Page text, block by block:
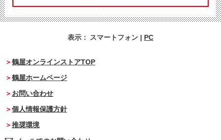
表示： スマートフォン | PC
鶴屋オンラインストアTOP
鶴屋ホームページ
お問い合わせ
個人情報保護方針
推奨環境